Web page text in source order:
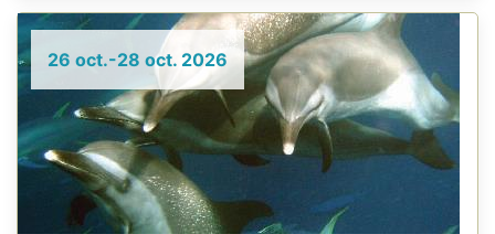
26 oct.-28 oct. 2026